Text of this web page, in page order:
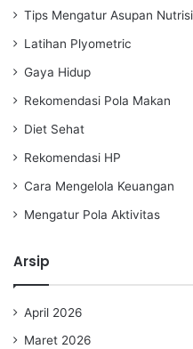
Tips Mengatur Asupan Nutrisi
Latihan Plyometric
Gaya Hidup
Rekomendasi Pola Makan
Diet Sehat
Rekomendasi HP
Cara Mengelola Keuangan
Mengatur Pola Aktivitas
Arsip
April 2026
Maret 2026